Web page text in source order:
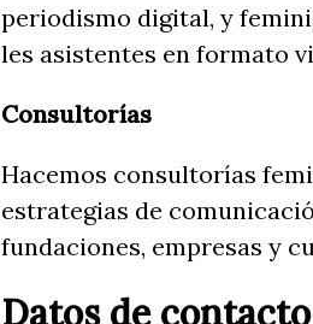
periodismo digital, y
les asistentes en formato
Consultorías
Hacemos consultorías
estrategias de
fundaciones, empresas y
Datos de contacto